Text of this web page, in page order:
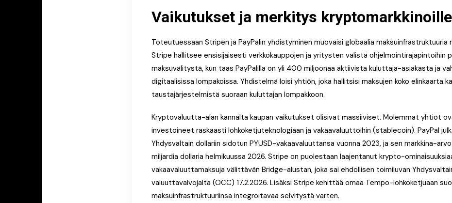
Vaikutukset ja merkitys kryptomarkkinoille
Toteutuessaan Stripen ja PayPalin yhdistyminen muovaisi globaalia maksuinfrastruktuuria
Stripe hallitsee ensisijaisesti verkkokauppojen ja yritysten välistä ohjelmointirajapintoihin
maksuvälitystä, kun taas PayPalilla on yli 400 miljoonaa aktiivista kuluttaja-asiakasta ja
digitaalisissa lompakoissa. Yhdistelmä loisi yhtiön, joka hallitsisi maksujen koko elinkaarta
taustajärjestelmistä suoraan kuluttajan lompakkoon.
Kryptovaluutta-alan kannalta kaupan vaikutukset olisivat massiiviset. Molemmat yhtiöt
investoineet raskaasti lohkoketjuteknologiaan ja vakaavaluuttoihin (stablecoin). PayPal
Yhdysvaltain dollariin sidotun PYUSD-vakaavaluuttansa vuonna 2023, ja sen markkina-
miljardia dollaria helmikuussa 2026. Stripe on puolestaan laajentanut krypto-
vakaavaluuttamaksuja välittävän Bridge-alustan, joka sai ehdollisen toimiluvan
valuuttavalvojalta (OCC) 17.2.2026. Lisäksi Stripe kehittää omaa Tempo-lohkoketjuaan
maksuinfrastruktuuriinsa integroitavaa selvitystä varten.